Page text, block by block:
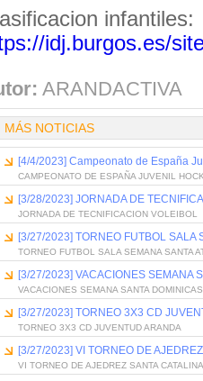
infantiles:
idj.burgos.es/
ARANDACTIVA
MÁS NOTICIAS
[4/4/2023] Campeonato de España
CAMPEONATO DE ESPAÑA JUVENIL
[3/28/2023] JORNADA DE
JORNADA DE TECNIFICACION VOLEIBOL
[3/27/2023] TORNEO FUTBOL SALA
TORNEO FUTBOL SALA SEMANA SANTA
[3/27/2023] VACACIONES SEMANA
VACACIONES SEMANA SANTA DOMINICAS
[3/27/2023] TORNEO 3X3 CD
TORNEO 3X3 CD JUVENTUD ARANDA
[3/27/2023] VI TORNEO DE
VI TORNEO DE AJEDREZ SANTA CATALINA